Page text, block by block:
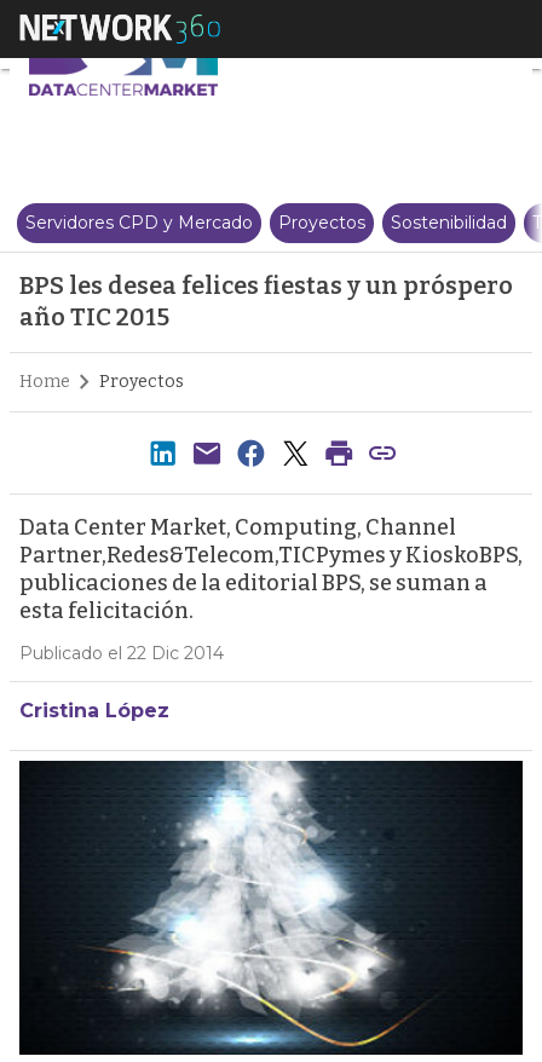
BPS les desea felices fiestas y
Servidores CPD y Mercado Proyectos Sostenibilidad
BPS les desea felices fiestas y un próspero
año TIC 2015
Home Proyectos
Data Center Market, Computing, Channel
Partner,Redes&Telecom,TICPymes y KioskoBPS,
publicaciones de la editorial BPS, se suman a
esta felicitación.
Publicado el 22 Dic 2014
Cristina López